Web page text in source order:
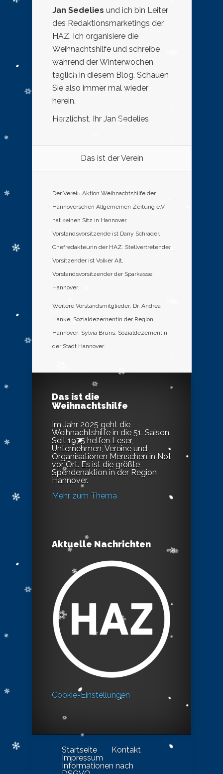
Jan Sedelies und ich bin Leiter
des Redaktionsmarketings der
HAZ. Ich organisiere die
Weihnachtshilfe und schreibe
während der Winterwochen
täglich in diesem Blog. Schauen
Sie also immer mal wieder
herein.
Herzlichst, Ihr Jan Sedelies
Das ist der Verein
Der Verein Aktion Weihnachtshilfe der
Hannoverschen Allgemeinen Zeitung e.V.
hat seinen Sitz in Hannover.
Vorstandsvorsitzende ist Dany Schrader,
Chefredakteurin der HAZ. Stellvertretender
Vorsitzender ist Volker Alt,
Vorstandsvorsitzender der Sparkasse
Hannover.
Weitere Vorstandsmitglieder: Dr. Andrea
Hanke, Sozialdezernentin der Region
Hannover; Sylvia Bruns, Sozialdezernentin
der Stadt Hannover.
Das ist die
Weihnachtshilfe
Im Jahr 2025 geht die
Weihnachtshilfe in die 51. Saison.
Seit 1975 helfen Leser,
Unternehmen, Vereine und
Organisationen Menschen in Not
vor Ort. Es ist die größte
Spendenaktion in der Region
Hannover.
Mehr zum Thema
Aktuelle Nachrichten
Cookie-Einstellungen
Startseite
Kontakt
Impressum
Informationen nach